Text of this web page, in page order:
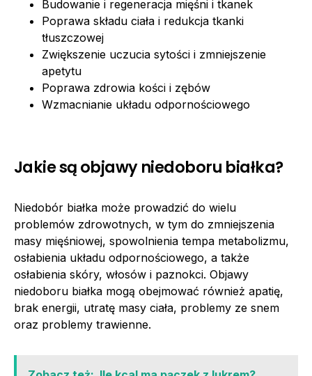
Budowanie i regeneracja mięśni i tkanek
Poprawa składu ciała i redukcja tkanki
tłuszczowej
Zwiększenie uczucia sytości i zmniejszenie
apetytu
Poprawa zdrowia kości i zębów
Wzmacnianie układu odpornościowego
Jakie są objawy niedoboru białka?
Niedobór białka może prowadzić do wielu
problemów zdrowotnych, w tym do zmniejszenia
masy mięśniowej, spowolnienia tempa metabolizmu,
osłabienia układu odpornościowego, a także
osłabienia skóry, włosów i paznokci. Objawy
niedoboru białka mogą obejmować również apatię,
brak energii, utratę masy ciała, problemy ze snem
oraz problemy trawienne.